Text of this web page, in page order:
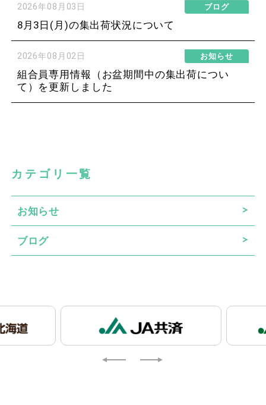
2026年08月03日 ブログ
8月3日(月)の集出荷状況について
2026年08月02日 お知らせ
組合員専用情報（お盆期間中の集出荷につい
て）を更新しました
カテゴリ一覧
お知らせ
ブログ